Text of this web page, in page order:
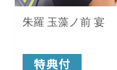
朱羅 玉藻ノ前 宴